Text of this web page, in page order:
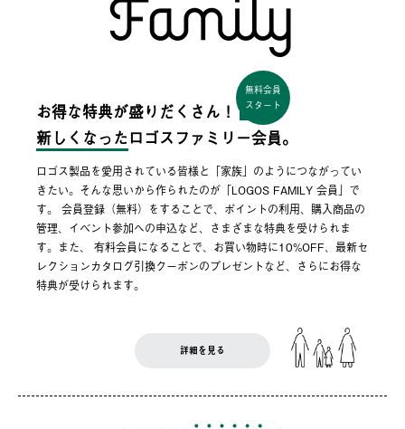
お得な特典が盛りだくさん！
無料会員
スタート
新しくなった ロゴスファミリー会員。
ロゴス製品を愛用されている皆様と「家族」のようにつながってい
きたい。そんな思いから作られたのが「LOGOS FAMILY 会員」で
す。 会員登録（無料）をすることで、ポイントの利用、購入商品の
管理、イベント参加への申込など、さまざまな特典を受けられま
す。また、 有料会員になることで、お買い物時に10%OFF、最新セ
レクションカタログ引換クーポンのプレゼントなど、さらにお得な
特典が受けられます。
詳細を見る